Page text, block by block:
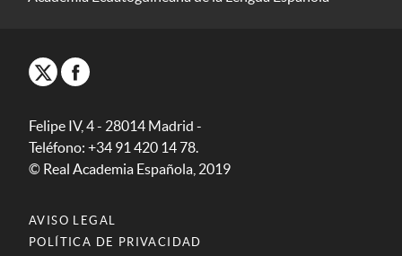
Felipe IV, 4 - 28014 Madrid -
Teléfono: +34 91 420 14 78.
© Real Academia Española, 2019
AVISO LEGAL
POLÍTICA DE PRIVACIDAD